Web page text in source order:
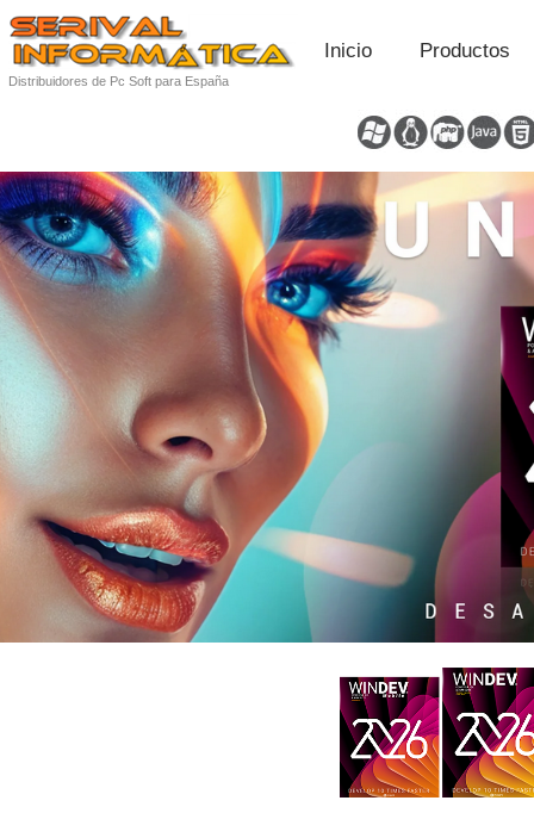
Distribuidores de Pc Soft para España
Inicio Productos